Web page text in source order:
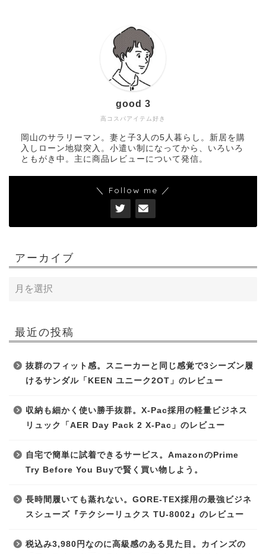
高コスパアイテム好き
good 3
岡山のサラリーマン。妻と子3人の5人暮らし。新居を購
入しローン地獄突入。小遣い制になってから、いろいろ
ともがき中。主に商品レビューについて発信。
＼ Follow me ／
アーカイブ
最近の投稿
抜群のフィット感。スニーカーと同じ感覚で3シーズン履
けるサンダル「KEEN ユニーク2OT」のレビュー
収納も細かく使い勝手抜群。X-Pac採用の軽量ビジネス
リュック「AER Day Pack 2 X-Pac」のレビュー
自宅で簡単に試着できるサービス。AmazonのPrime
Try Before You Buyで賢く買い物しよう。
長時間履いても蒸れない。GORE-TEX採用の最強ビジネ
スシューズ『テクシーリュクス TU-8002』のレビュー
税込み3,980円なのに高級感のある見た目。カインズの